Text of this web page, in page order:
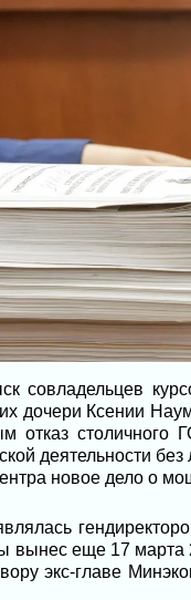
совладельцев
дочери Ксении
отказ столичного
деятельности без
новое дело о
еще 17 марта
экс-главе